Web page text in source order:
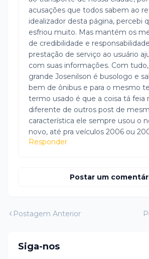
acusações que todos sabem ao
idealizador desta página, percebi
esfriou muito. Mas mantém os
de credibilidade e
prestação de serviço ao usuário
com suas informações. Com
grande Josenilson é busologo e
bem de ônibus e para o mesmo
termo usado é que a coisa tá feia
diferente de outros post de
característica ele sempre usou o
novo, até pra veículos 2006 ou
Responder
Postar um
Postagem Anterior
Siga-nos